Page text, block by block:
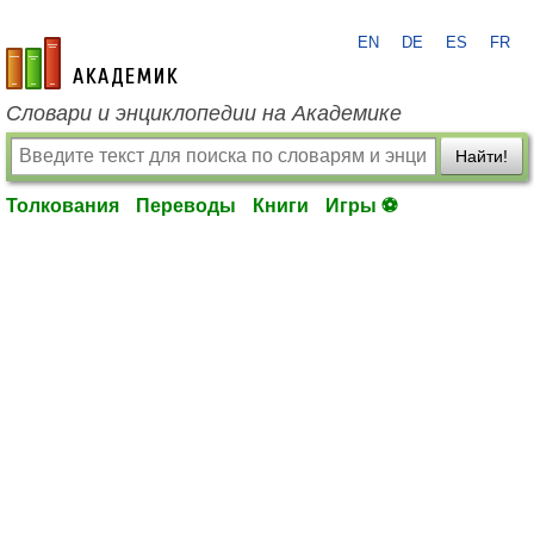
academic.ru
EN DE ES FR
Словари и энциклопедии на Академике
Найти!
Толкования Переводы Книги Игры ⚽